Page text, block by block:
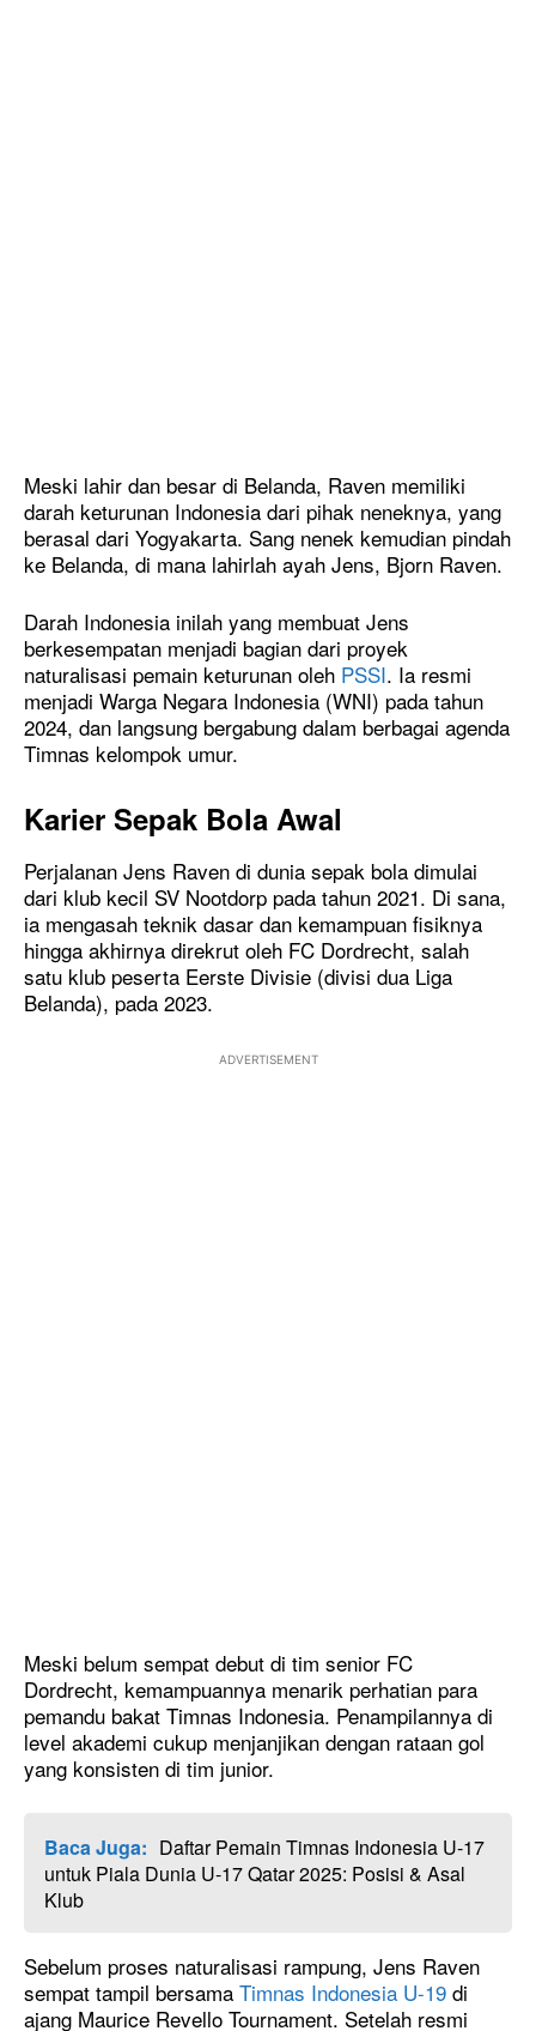
Meski lahir dan besar di Belanda, Raven memiliki
darah keturunan Indonesia dari pihak neneknya, yang
berasal dari Yogyakarta. Sang nenek kemudian pindah
ke Belanda, di mana lahirlah ayah Jens, Bjorn Raven.
Darah Indonesia inilah yang membuat Jens
berkesempatan menjadi bagian dari proyek
naturalisasi pemain keturunan oleh PSSI. Ia resmi
menjadi Warga Negara Indonesia (WNI) pada tahun
2024, dan langsung bergabung dalam berbagai agenda
Timnas kelompok umur.
Karier Sepak Bola Awal
Perjalanan Jens Raven di dunia sepak bola dimulai
dari klub kecil SV Nootdorp pada tahun 2021. Di sana,
ia mengasah teknik dasar dan kemampuan fisiknya
hingga akhirnya direkrut oleh FC Dordrecht, salah
satu klub peserta Eerste Divisie (divisi dua Liga
Belanda), pada 2023.
ADVERTISEMENT
Meski belum sempat debut di tim senior FC
Dordrecht, kemampuannya menarik perhatian para
pemandu bakat Timnas Indonesia. Penampilannya di
level akademi cukup menjanjikan dengan rataan gol
yang konsisten di tim junior.
Baca Juga: Daftar Pemain Timnas Indonesia U-17
untuk Piala Dunia U-17 Qatar 2025: Posisi & Asal
Klub
Sebelum proses naturalisasi rampung, Jens Raven
sempat tampil bersama Timnas Indonesia U-19 di
ajang Maurice Revello Tournament. Setelah resmi